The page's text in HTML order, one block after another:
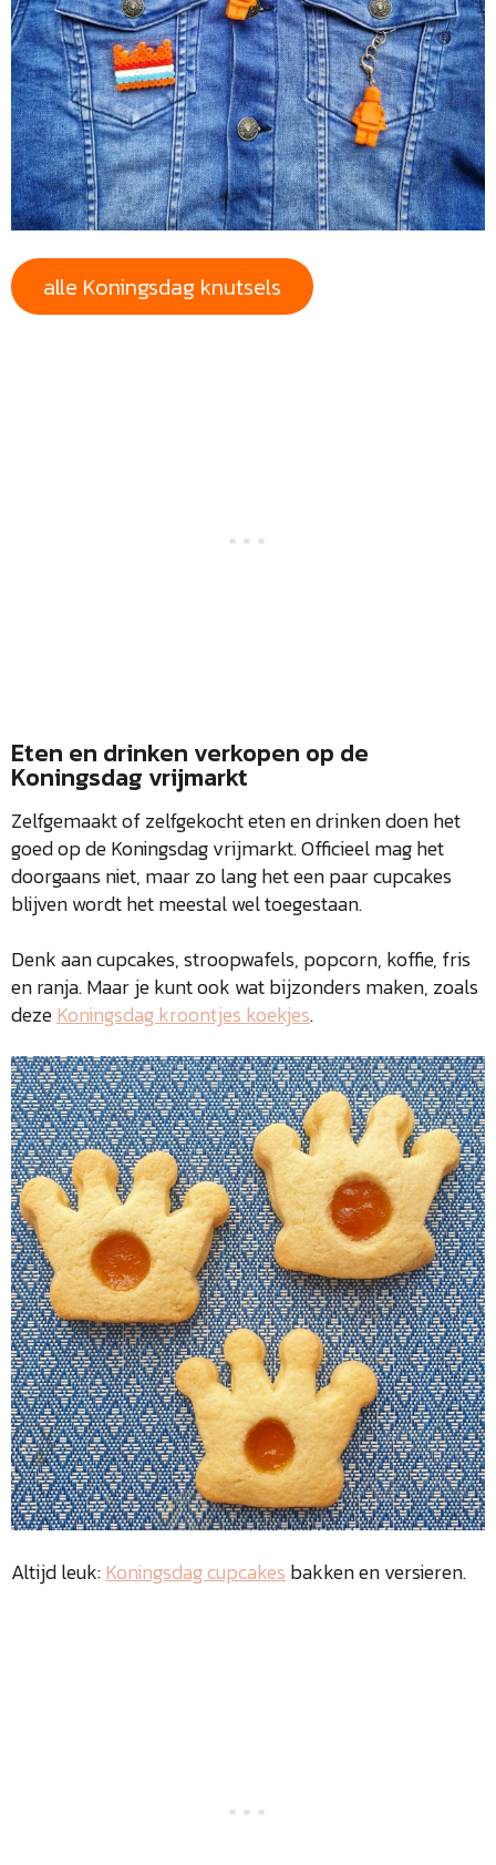
alle Koningsdag knutsels
Eten en drinken verkopen op de
Koningsdag vrijmarkt
Zelfgemaakt of zelfgekocht eten en drinken doen het
goed op de Koningsdag vrijmarkt. Officieel mag het
doorgaans niet, maar zo lang het een paar cupcakes
blijven wordt het meestal wel toegestaan.
Denk aan cupcakes, stroopwafels, popcorn, koffie, fris
en ranja. Maar je kunt ook wat bijzonders maken, zoals
dezeKoningsdag kroontjes koekjes.
Altijd leuk:Koningsdag cupcakes bakken en versieren.